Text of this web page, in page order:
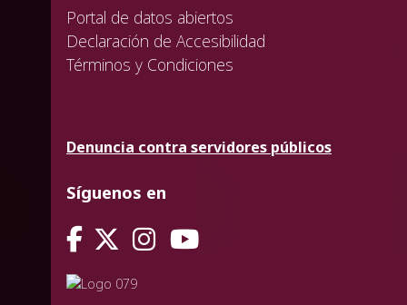
Portal de datos abiertos
Declaración de Accesibilidad
Términos y Condiciones
Denuncia contra servidores públicos
Síguenos en